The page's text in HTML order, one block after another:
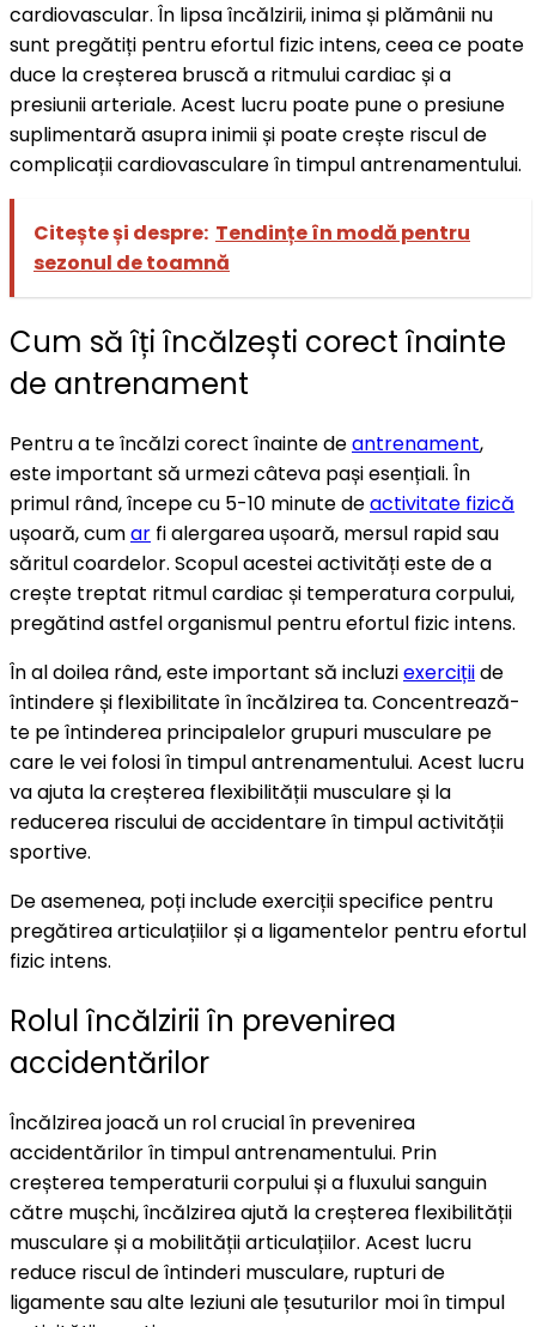
cardiovascular. În lipsa încălzirii, inima și plămânii nu
sunt pregătiți pentru efortul fizic intens, ceea ce poate
duce la creșterea bruscă a ritmului cardiac și a
presiunii arteriale. Acest lucru poate pune o presiune
suplimentară asupra inimii și poate crește riscul de
complicații cardiovasculare în timpul antrenamentului.
Citește și despre: Tendințe în modă pentru
sezonul de toamnă
Cum să îți încălzești corect înainte
de antrenament
Pentru a te încălzi corect înainte deantrenament,
este important să urmezi câteva pași esențiali. În
primul rând, începe cu 5-10 minute deactivitate fizică
ușoară, cumar fi alergarea ușoară, mersul rapid sau
săritul coardelor. Scopul acestei activități este de a
crește treptat ritmul cardiac și temperatura corpului,
pregătind astfel organismul pentru efortul fizic intens.
În al doilea rând, este important să incluziexercițiide
întindere și flexibilitate în încălzirea ta. Concentrează-
te pe întinderea principalelor grupuri musculare pe
care le vei folosi în timpul antrenamentului. Acest lucru
va ajuta la creșterea flexibilității musculare și la
reducerea riscului de accidentare în timpul activității
sportive.
De asemenea, poți include exerciții specifice pentru
pregătirea articulațiilor și a ligamentelor pentru efortul
fizic intens.
Rolul încălzirii în prevenirea
accidentărilor
Încălzirea joacă un rol crucial în prevenirea
accidentărilor în timpul antrenamentului. Prin
creșterea temperaturii corpului și a fluxului sanguin
către mușchi, încălzirea ajută la creșterea flexibilității
musculare și a mobilității articulațiilor. Acest lucru
reduce riscul de întinderi musculare, rupturi de
ligamente sau alte leziuni ale țesuturilor moi în timpul